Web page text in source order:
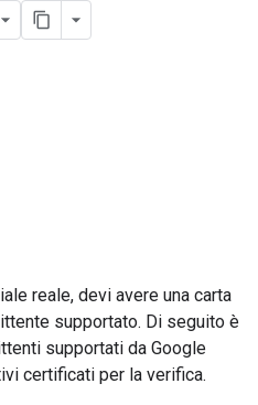
reale, devi avere una carta
supportato. Di seguito è
supportati da Google
certificati per la verifica.